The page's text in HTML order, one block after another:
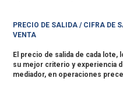
PRECIO DE SALIDA / CIFRA DE
VENTA
El precio de salida de cada lote,
su mejor criterio y experiencia
mediador, en operaciones